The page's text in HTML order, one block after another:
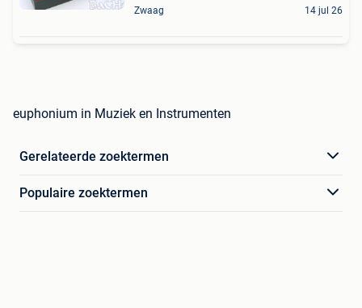
Zwaag 14 jul 26
euphonium in Muziek en Instrumenten
Gerelateerde zoektermen
Populaire zoektermen